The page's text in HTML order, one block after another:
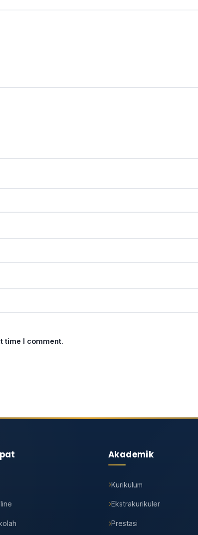
time I comment.
Akademik
Kurikulum
Ekstrakurikuler
Prestasi